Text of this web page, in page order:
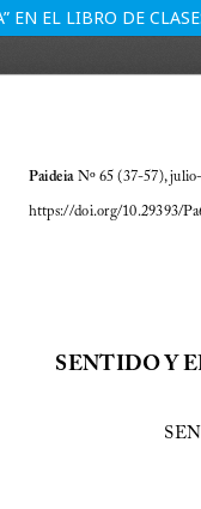
EN EL LIBRO DE